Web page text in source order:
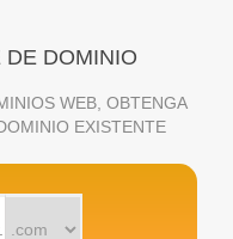
DE DOMINIO
WEB, OBTENGA
EXISTENTE